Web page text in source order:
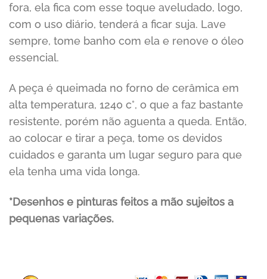
fora, ela fica com esse toque aveludado, logo,
com o uso diário, tenderá a ficar suja. Lave
sempre, tome banho com ela e renove o óleo
essencial.
A peça é queimada no forno de cerâmica em
alta temperatura, 1240 c°, o que a faz bastante
resistente, porém não aguenta a queda. Então,
ao colocar e tirar a peça, tome os devidos
cuidados e garanta um lugar seguro para que
ela tenha uma vida longa.
*Desenhos e pinturas feitos a mão sujeitos a
pequenas variações.